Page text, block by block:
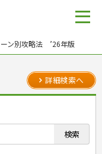
ン別攻略法 ’26年版
詳細検索へ